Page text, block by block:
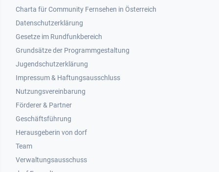
Footer 1
Charta für Community Fernsehen in Österreich
Datenschutzerklärung
Gesetze im Rundfunkbereich
Grundsätze der Programmgestaltung
Jugendschutzerklärung
Impressum & Haftungsausschluss
Nutzungsvereinbarung
Footer 2
Förderer & Partner
Geschäftsführung
Herausgeberin von dorf
Team
Verwaltungsausschuss